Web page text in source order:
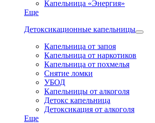
Капельница «Энергия»
Еще
Детоксикационные капельницы
Капельница от запоя
Капельница от наркотиков
Капельница от похмелья
Снятие ломки
УБОД
Капельницы от алкоголя
Детокс капельница
Детоксикация от алкоголя
Еще